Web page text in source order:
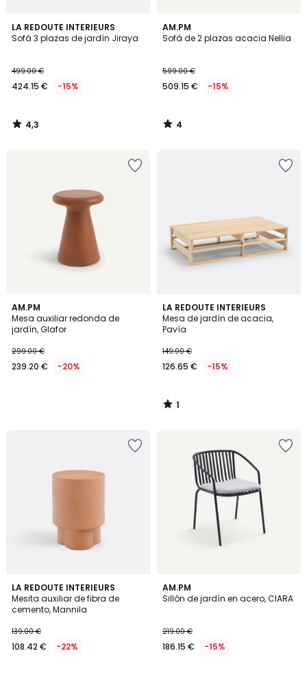
LA REDOUTE INTERIEURS
Sofá 3 plazas de jardín Jiraya
499.00 €
424.15 € -15%
4,3
/ 5
4,3
/
AM.PM
Sofá de 2 plazas acacia Nellia
599.00 €
509.15 € -15%
4
/
4
/
AM.PM
Mesa auxiliar redonda de
jardín, Glafor
299.00 €
239.20 € -20%
LA REDOUTE INTERIEURS
Mesa de jardín de acacia,
Pavía
149.00 €
126.65 € -15%
1
/
5
1
/
LA REDOUTE INTERIEURS
Mesita auxiliar de fibra de
cemento, Mannila
139.00 €
108.42 € -22%
AM.PM
Sillón de jardín en acero, CIARA
219.00 €
186.15 € -15%
2
Colores